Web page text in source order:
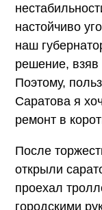
настойчиво
наш
решение, взяв
Поэтому,
Саратова я
ремонт в
После
открыли
проехал
городскими